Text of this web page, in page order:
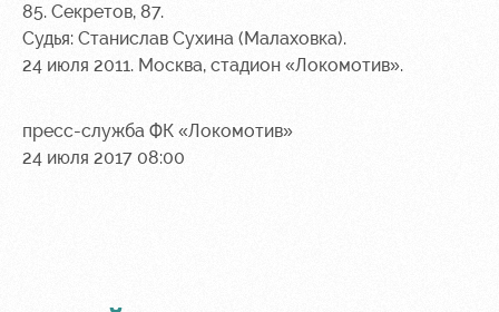
85. Секретов, 87.
Судья: Станислав Сухина (Малаховка).
24 июля 2011. Москва, стадион «Локомотив».
пресс-служба ФК «Локомотив»
24 июля 2017 08:00